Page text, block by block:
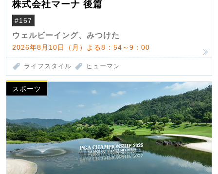
株式会社マーナ 後篇
#167
ウェルビーイング、みつけた
2026年8月10日（月）よる8：54～9：00
ライフスタイル ヒューマン
スポーツ